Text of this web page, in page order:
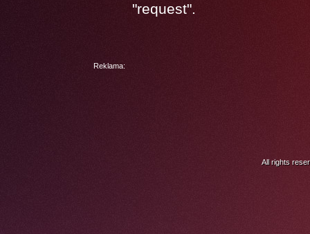
"request".
Reklama:
All rights